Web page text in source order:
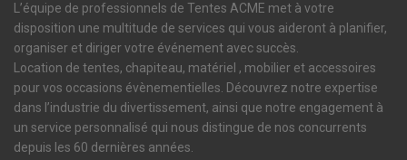
L’équipe de professionnels de Tentes ACME met à votre
disposition une multitude de services qui vous aideront à planifier,
organiser et diriger votre événement avec succès.
Location de tentes, chapiteau, matériel , mobilier et accessoires
pour vos occasions évènementielles. Découvrez notre expertise
dans l’industrie du divertissement, ainsi que notre engagement à
un service personnalisé qui nous distingue de nos concurrents
depuis les 60 dernières années.